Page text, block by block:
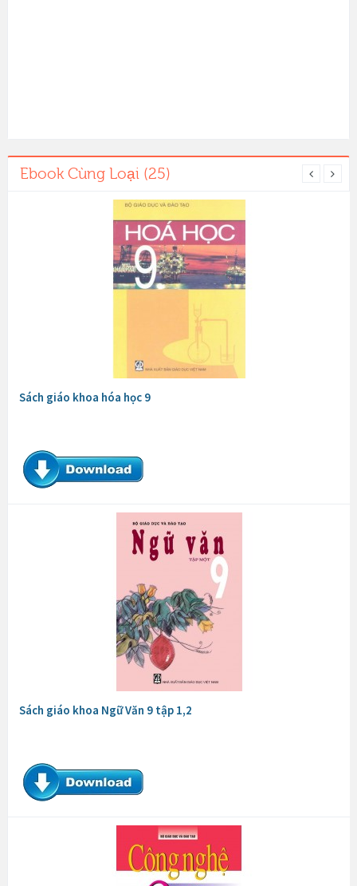
Ebook Cùng Loại (25)
Sách giáo khoa hóa học 9
Sách giáo khoa Ngữ Văn 9 tập 1,2